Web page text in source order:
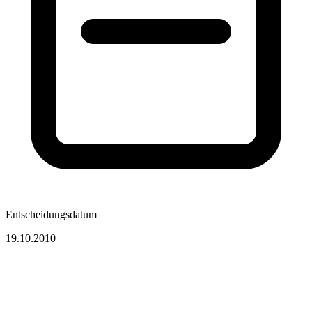
Entscheidungsdatum
19.10.2010